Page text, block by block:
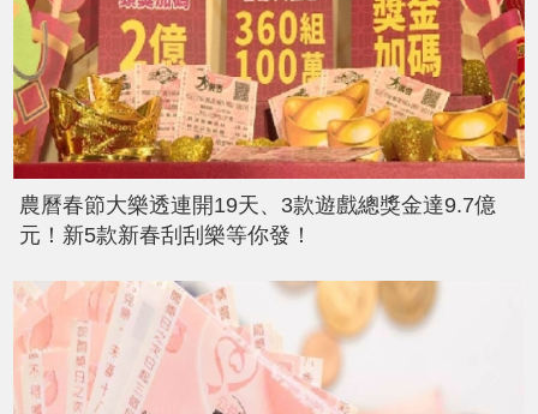
農曆春節大樂透連開19天、3款遊戲總獎金達9.7億
元！新5款新春刮刮樂等你發！